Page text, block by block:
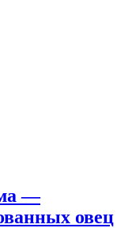
—
овец